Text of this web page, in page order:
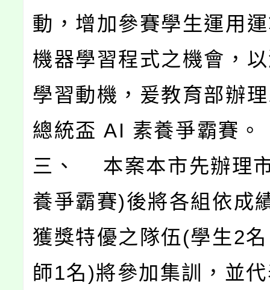
動，增加參賽學生運用
機器學習程式之機會，
學習動機，爰教育部辦
總統盃 AI 素養爭霸賽。
三、 本案本市先辦理
養爭霸賽)後將各組依成
獲獎特優之隊伍(學生2
師1名)將參加集訓，並